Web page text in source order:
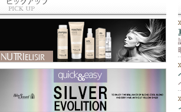
商品✨⁡⁡ トリミング
の先生に⁡ ⁡お教え頂
いた⁡ ⁡シャンプー＆
スリッカー⁡ ⁡シャン
プーは⁡ ⁡@labnat_ja
pan さん😊⁡ ⁡スリッ
カーは⁡ ⁡@beards.ll
c さん😊⁡ ⁡シャンプ
ーは、オーガニッ
クで⁡ ⁡とても優しい
手につけると泡が
なくなって水々し
くてとても手がし
っとり艶々に🫶 そ
して爪もピカピカ
✨💅 手肌が痛む前
に守ってくれます
😉 これ一本で『保
護と保湿』の両方